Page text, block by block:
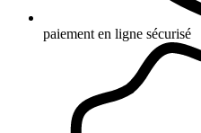
paiement en ligne sécurisé